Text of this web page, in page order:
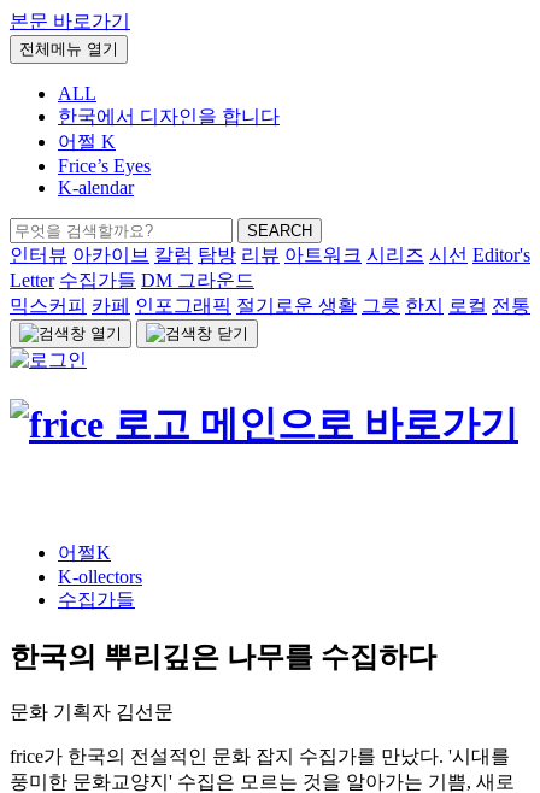
본문 바로가기
전체메뉴 열기
ALL
한국에서 디자인을 합니다
어쩔 K
Frice’s Eyes
K-alendar
검
색:
SEARCH
인터뷰 아카이브 칼럼 탐방 리뷰 아트워크 시리즈 시선 Editor's
Letter 수집가들 DM 그라운드
믹스커피 카페 인포그래픽 절기로운 생활 그릇 한지 로컬 전통
어쩔K
K-ollectors
수집가들
한국의 뿌리깊은 나무를 수집하다
문화 기획자 김선문
frice가 한국의 전설적인 문화 잡지 수집가를 만났다. '시대를
풍미한 문화교양지' 수집은 모르는 것을 알아가는 기쁨, 새로